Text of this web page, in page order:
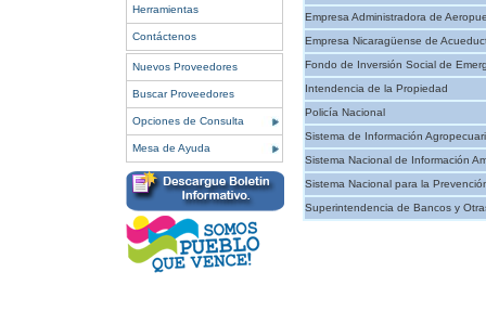
Herramientas
Contáctenos
Nuevos Proveedores
Buscar Proveedores
Opciones de Consulta
Mesa de Ayuda
Empresa Administradora de
Empresa Nicaragüense de
Fondo de Inversión Social de
Intendencia de la Propiedad
Policía Nacional
Sistema de Información
Sistema Nacional de Información
Sistema Nacional para la
Superintendencia de Bancos y